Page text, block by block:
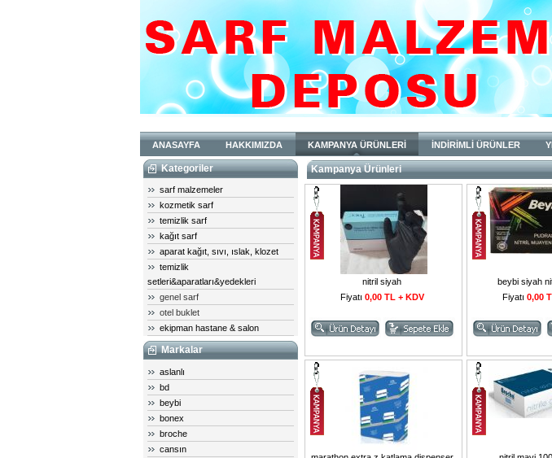
ARA
ANASAYFA HAKKIMIZDA KAMPANYA ÜRÜNLERİ İNDİRİMLİ ÜRÜNLER
Kategoriler
sarf malzemeler
kozmetik sarf
temizlik sarf
kağıt sarf
aparat kağıt, sıvı, ıslak, klozet
temizlik
setleri&aparatları&yedekleri
genel sarf
otel buklet
ekipman hastane & salon
Markalar
aslanlı
bd
beybi
bonex
broche
cansın
Kampanya Ürünleri
nitril siyah
Fiyatı 0,00 TL + KDV
beybi siyah
Fiyatı 0,00